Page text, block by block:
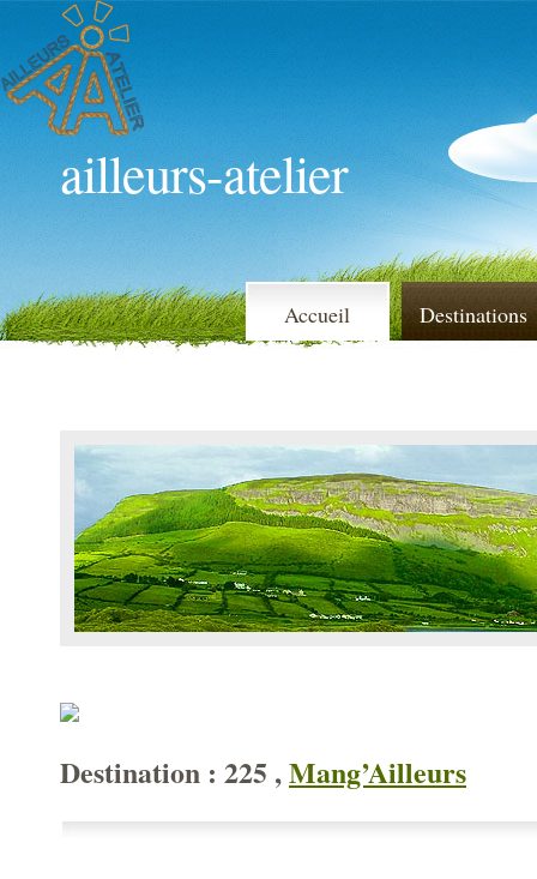
ailleurs-atelier
Accueil Destinations
Destination : 225 ,Mang’Ailleurs